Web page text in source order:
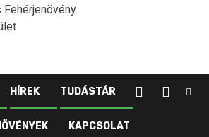
HÍREK TUDÁSTÁR
KAPCSOLAT
tagjainknak